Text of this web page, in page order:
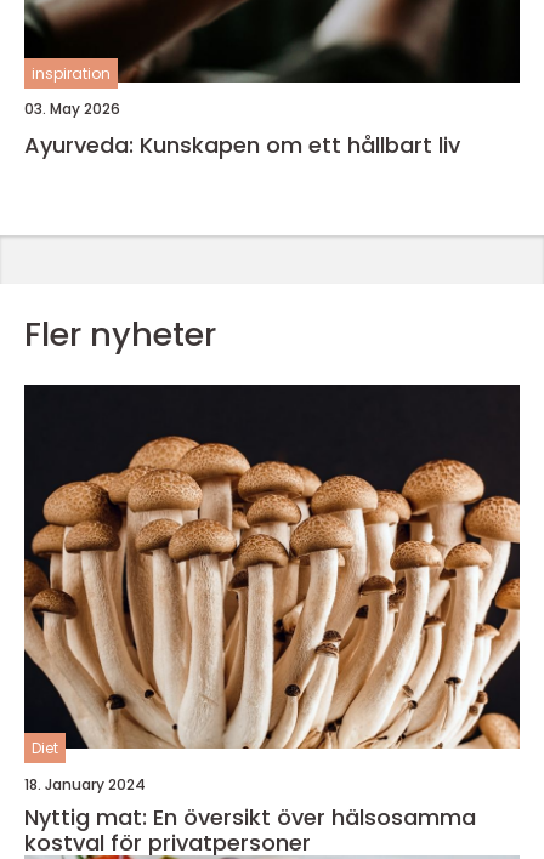
inspiration
03. May 2026
Ayurveda: Kunskapen om ett hållbart liv
Fler nyheter
Diet
18. January 2024
Nyttig mat: En översikt över hälsosamma
kostval för privatpersoner